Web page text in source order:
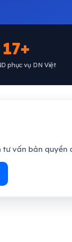
17+
phục vụ DN Việt
tư vấn bản